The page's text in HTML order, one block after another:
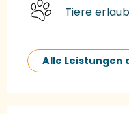
Tiere
Alle Leistungen